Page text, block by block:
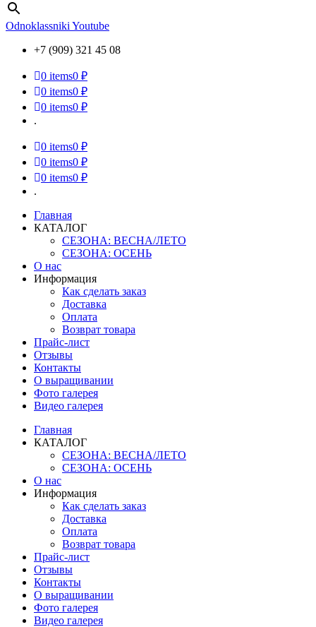
Odnoklassniki Youtube
+7 (909) 321 45 08
0 items0 ₽
0 items0 ₽
0 items0 ₽
.
0 items0 ₽
0 items0 ₽
0 items0 ₽
.
Главная
КАТАЛОГ
СЕЗОНА: ВЕСНА/ЛЕТО
СЕЗОНА: ОСЕНЬ
О нас
Информация
Как сделать заказ
Доставка
Оплата
Возврат товара
Прайс-лист
Отзывы
Контакты
О выращивании
Фото галерея
Видео галерея
Главная
КАТАЛОГ
СЕЗОНА: ВЕСНА/ЛЕТО
СЕЗОНА: ОСЕНЬ
О нас
Информация
Как сделать заказ
Доставка
Оплата
Возврат товара
Прайс-лист
Отзывы
Контакты
О выращивании
Фото галерея
Видео галерея